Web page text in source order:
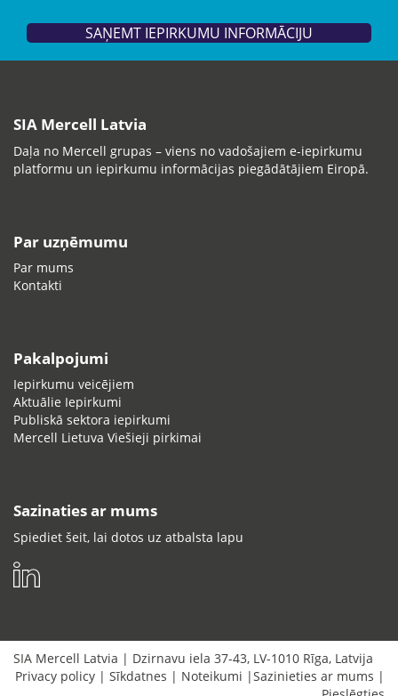
SAŅEMT IEPIRKUMU INFORMĀCIJU
SIA Mercell Latvia
Daļa no Mercell grupas – viens no vadošajiem e-iepirkumu
platformu un iepirkumu informācijas piegādātājiem Eiropā.
Par uzņēmumu
Par mums
Kontakti
Pakalpojumi
Iepirkumu veicējiem
Aktuālie Iepirkumi
Publiskā sektora iepirkumi
Mercell Lietuva Viešieji pirkimai
Sazinaties ar mums
Spiediet šeit, lai dotos uz atbalsta lapu
SIA Mercell Latvia | Dzirnavu iela 37-43, LV-1010 Rīga, Latvija
Privacy policy | Sīkdatnes | Noteikumi |Sazinieties ar mums |